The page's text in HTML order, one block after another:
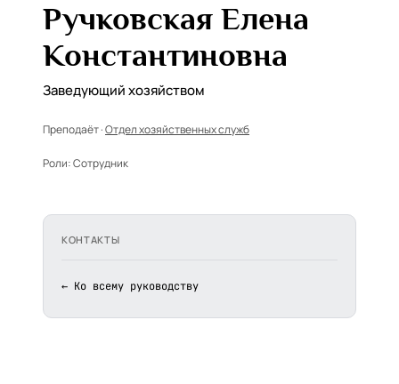
Ручковская Елена
Константиновна
Заведующий хозяйством
Преподаёт ·Отдел хозяйственных служб
Роли:Сотрудник
КОНТАКТЫ
← Ко всему руководству